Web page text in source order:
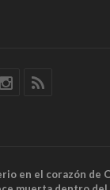
en el corazón de